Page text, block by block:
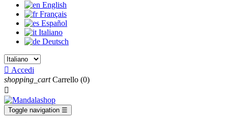
English
Français
Español
Italiano
Deutsch
 Accedi
shopping_cart Carrello (0)

Toggle navigation ☰